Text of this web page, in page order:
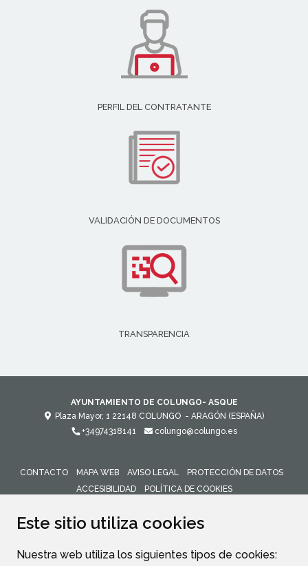
Este sitio utiliza cookies
Nuestra web utiliza los siguientes tipos de cookies:
PERFIL DEL CONTRATANTE
VALIDACIÓN DE DOCUMENTOS
TRANSPARENCIA
AYUNTAMIENTO DE COLUNGO- ASQUE
Plaza Mayor, 1 22148 COLUNGO - ARAGÓN (ESPAÑA)
+34974318141
colungo@colungo.es
CONTACTO MAPA WEB AVISO LEGAL
PROTECCIÓN DE DATOS
ACCESIBILIDAD
POLÍTICA DE COOKIES